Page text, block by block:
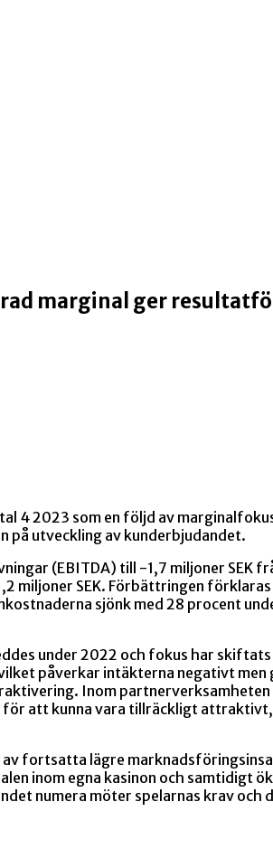
marginal ger
2023 som en följd av
på utveckling av kunderbjudandet.
(EBITDA) till -1,7 miljoner SEK
miljoner SEK. Förbättringen
sjönk med 28 procent
under 2022 och fokus har
påverkar intäkterna negativt
Inom
att kunna vara tillräckligt
fortsatta lägre
inom egna kasinon och samtidigt
numera möter spelarnas krav och